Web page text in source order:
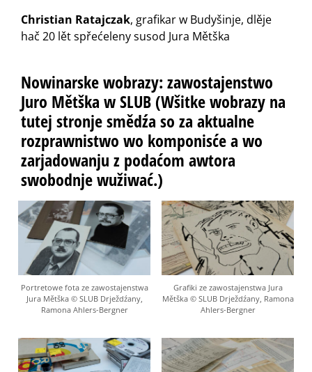
Christian Ratajczak, grafikar w Budyšinje, dlěje
hač 20 lět spřećeleny susod Jura Mětška
Nowinarske wobrazy: zawostajenstwo
Juro Mětška w SLUB (Wšitke wobrazy na
tutej stronje smědźa so za aktualne
rozprawnistwo wo komponisće a wo
zarjadowanju z podaćom awtora
swobodnje wužiwać.)
Portretowe fota ze zawostajenstwa
Jura Mětška © SLUB Drježdźany,
Ramona Ahlers-Bergner
Grafiki ze zawostajenstwa Jura
Mětška © SLUB Drježdźany, Ramona
Ahlers-Bergner